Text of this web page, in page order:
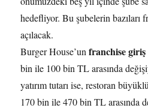
hedefliyor. Bu şubelerin bazıları
açılacak.
Burger House’unfranchise giriş
bin ile 100 bin TL arasında
yatırım tutarı ise, restoran
170 bin ile 470 bin TL arasında